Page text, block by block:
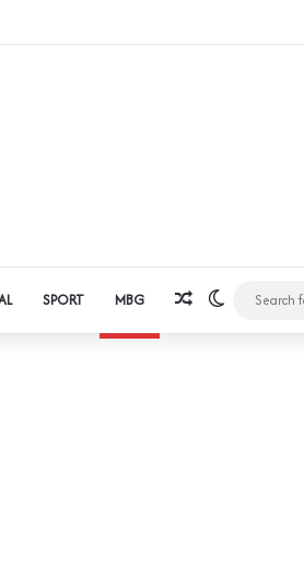
Literasi Digital
SPORT MBG Random Article
Switch skin